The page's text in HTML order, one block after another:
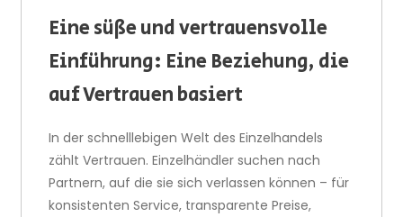
Eine süße und vertrauensvolle
Einführung: Eine Beziehung, die
auf Vertrauen basiert
In der schnelllebigen Welt des Einzelhandels
zählt Vertrauen. Einzelhändler suchen nach
Partnern, auf die sie sich verlassen können – für
konsistenten Service, transparente Preise,